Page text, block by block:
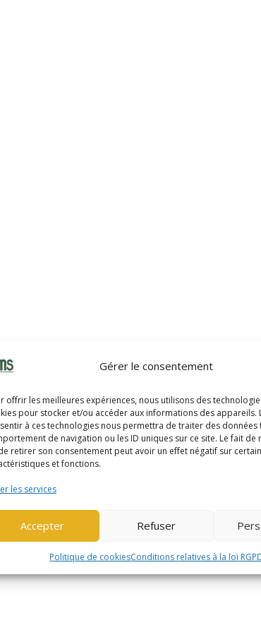
Gérer le consentement
offrir les meilleures expériences, nous utilisons des
pour stocker et/ou accéder aux informations des appareils.
à ces technologies nous permettra de traiter des données
de navigation ou les ID uniques sur ce site. Le fait de
retirer son consentement peut avoir un effet négatif sur
et fonctions.
les services
Accepter Refuser
Politique de cookiesConditions relatives à la loi
qui conçoivent et fabriquent des matériels